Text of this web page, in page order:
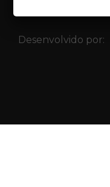
Desenvolvido por: